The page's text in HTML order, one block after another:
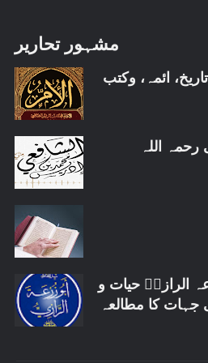
مشہور تحاریر
ائمہ، وکتب
رحمہ اللہ
الرازیؒ حیات و
جہات کا مطالعہ